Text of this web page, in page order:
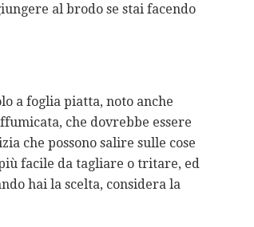
al brodo se stai facendo
a foglia piatta, noto anche
che dovrebbe essere
che possono salire sulle cose
facile da tagliare o tritare, ed
hai la scelta, considera la